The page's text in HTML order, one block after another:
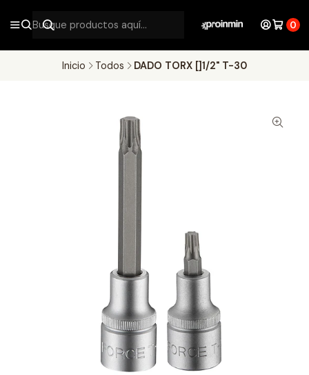
0
Inicio Todos DADO TORX []1/2" T-30